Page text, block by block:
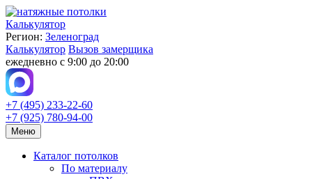
Калькулятор
Регион: Зеленоград
Калькулятор Вызов замерщика
ежедневно с 9:00 до 20:00
+7 (495) 233-22-60
+7 (925) 780-94-00
Меню
Каталог потолков
По материалу